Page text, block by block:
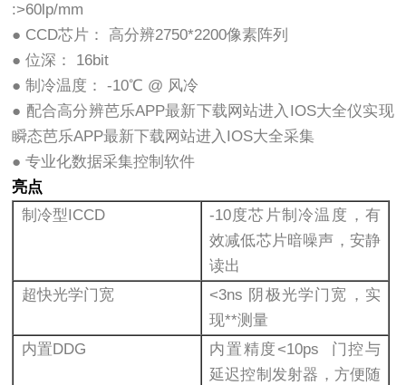
:>60lp/mm
● CCD芯片： 高分辨2750*2200像素阵列
● 位深： 16bit
● 制冷温度： -10℃ @ 风冷
● 配合高分辨芭乐APP最新下载网站进入IOS大全仪实现
瞬态芭乐APP最新下载网站进入IOS大全采集
● 专业化数据采集控制软件
亮点
制冷型ICCD
-10度芯片制冷温度，有
效减低芯片暗噪声，安静
读出
超快光学门宽
<3ns 阴极光学门宽，实
现**测量
内置DDG
内置精度<10ps 门控与
延迟控制发射器，方便随